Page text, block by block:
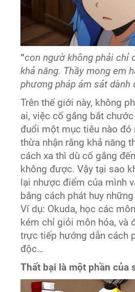
“con ngườ không phải chỉ
khả năng. Thầy mong em
phương pháp ám sát dành
Trên thế giới này, không
ai, việc cố gắng bắt
đuổi một mục tiêu nào đó
thừa nhận rằng khả năng
cách xa thì dù cố gắng
không được. Vậy tại sao
lại nhược điểm của mình
bằng cách phát huy
Ví dụ: Okuda, học các
kém chỉ giỏi môn hóa, và
trực tiếp hướng dẫn cách
độc…
Thất bại là một phần của